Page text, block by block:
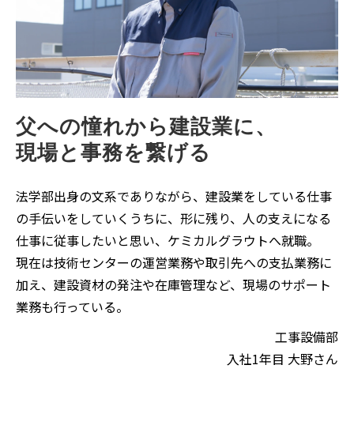
父への憧れから建設業に、
現場と事務を繋げる
法学部出身の文系でありながら、建設業をしている仕事
の手伝いをしていくうちに、形に残り、人の支えになる
仕事に従事したいと思い、ケミカルグラウトへ就職。
現在は技術センターの運営業務や取引先への支払業務に
加え、建設資材の発注や在庫管理など、現場のサポート
業務も行っている。
工事設備部
入社1年目 大野さん